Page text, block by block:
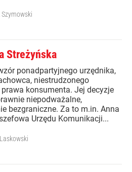
Szymowski
Streżyńska
ponadpartyjnego urzędnika,
niestrudzonego
konsumenta. Jej decyzje
niepodważalne,
bezgraniczne. Za to m.in. Anna
Urzędu Komunikacji...